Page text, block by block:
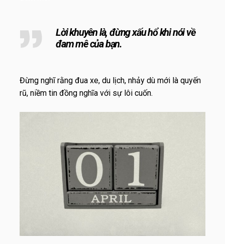
Lời khuyên là, đừng xấu hổ khi nói về
đam mê của bạn.
Đừng nghĩ rằng đua xe, du lịch, nhảy dù mới là quyến
rũ, niềm tin đồng nghĩa với sự lôi cuốn.